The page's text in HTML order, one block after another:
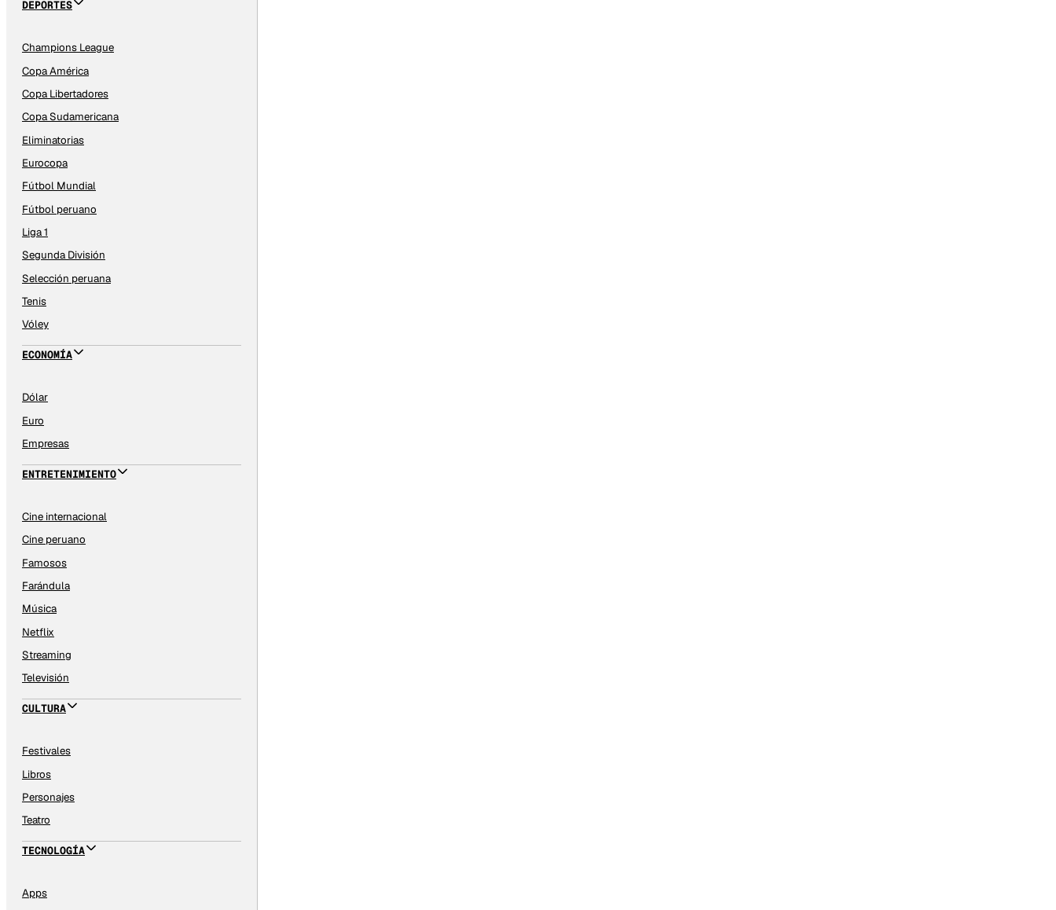
DEPORTES
Champions League
Copa América
Copa Libertadores
Copa Sudamericana
Eliminatorias
Eurocopa
Fútbol Mundial
Fútbol peruano
Liga 1
Segunda División
Selección peruana
Tenis
Vóley
ECONOMÍA
Dólar
Euro
Empresas
ENTRETENIMIENTO
Cine internacional
Cine peruano
Famosos
Farándula
Música
Netflix
Streaming
Televisión
CULTURA
Festivales
Libros
Personajes
Teatro
TECNOLOGÍA
Apps